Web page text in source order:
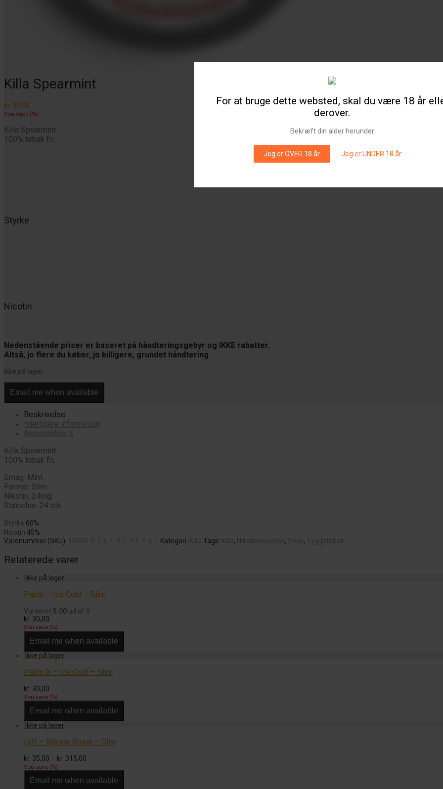
For at bruge dette websted, skal du være 18 år
derover.
Bekræft din alder herunder
Jeg er OVER 18 år Jeg er UNDER 18 år
Killa Spearmint
kr. 34,00
You save (%)
Killa Spearmint.
100% tobak fri.
Styrke
Nicotin
Nedenstående priser er baseret på håndteringsgebyr og IKKE rabatter.
Altså, jo flere du køber, jo billigere, grundet håndtering.
Ikke på lager
Email me when available
Beskrivelse
0
Killa Spearmint.
100% tobak fri.
Smag: Mint.
Format: Slim.
Nikotin: 24mg.
Størrelse: 24 stk.
Styrke 60%
Nicotin 45%
Varenummer (SKU):
Kategori: Tags: , , ,
Relaterede varer
Pablo – Ice Cold – Slim
Vurderet 5.00 ud af 5
kr. 30,00
You save (%)
Email me when available
Pablo X – Ice Cold – Slim
kr. 30,00
You save (%)
Email me when available
Lyft – Blonde Roast – Slim
kr. 35,00 – kr. 315,00
kr. 315,00
You save (%)
Email me when available